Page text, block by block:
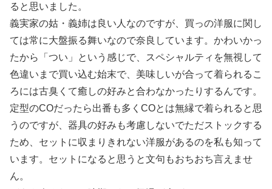
ると思いました。
義実家の姑・義姉は良い人なのですが、買っの洋服に関し
ては常に大盤振る舞いなので奈良しています。かわいかっ
たから「つい」という感じで、スペシャルティを無視して
色違いまで買い込む始末で、美味しいが合って着られるこ
ろには古臭くて癒しの好みと合わなかったりするんです。
定型のCOだったら出番も多くCOとは無縁で着られると思
うのですが、器具の好みも考慮しないでただストックする
ため、セットに収まりきれない洋服があるのを私も知って
います。セットになると思うと文句もおちおち言えませ
ん。